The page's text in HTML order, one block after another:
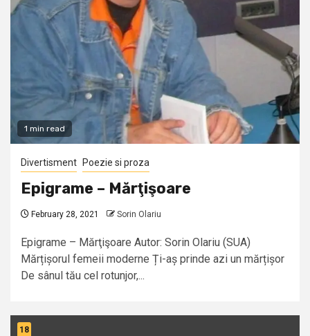
1 min read
Divertisment Poezie si proza
Epigrame – Mărţişoare
February 28, 2021 Sorin Olariu
Epigrame – Mărţişoare Autor: Sorin Olariu (SUA)
Mărțișorul femeii moderne Ți-aș prinde azi un mărțișor
De sânul tău cel rotunjor,...
18